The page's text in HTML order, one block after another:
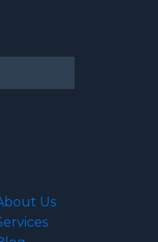
Us